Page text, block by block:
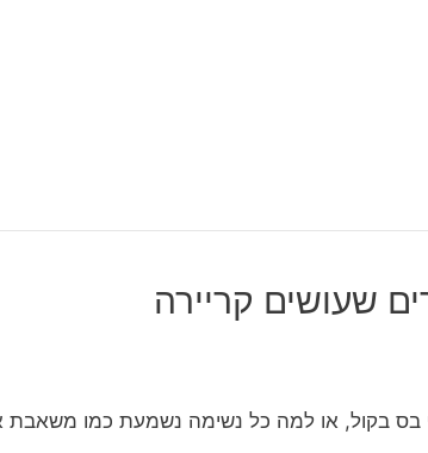
בס בקול, או למה כל נשימה נשמעת כמו משאבת